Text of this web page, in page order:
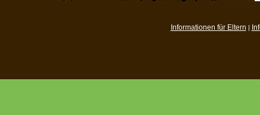
Informationen für Eltern |